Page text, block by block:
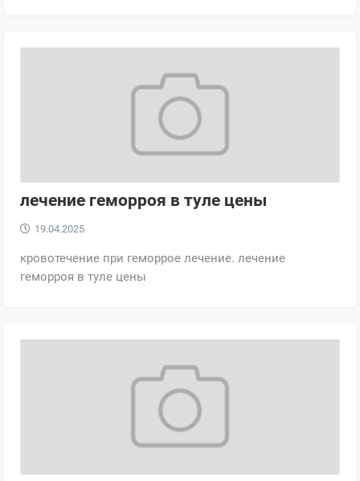
лечение геморроя в туле цены
19.04.2025
кровотечение при геморрое лечение. лечение
геморроя в туле цены